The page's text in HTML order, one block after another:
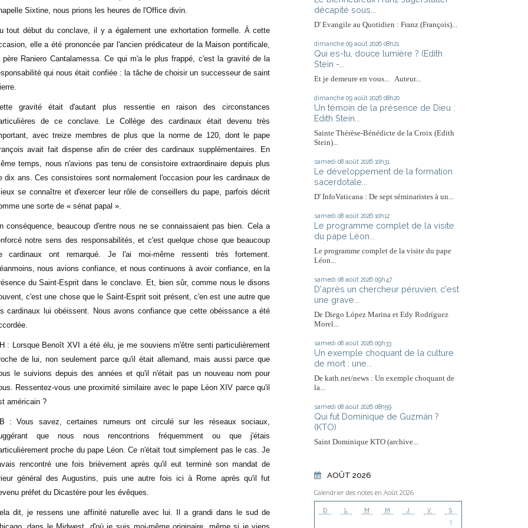
Sixtine, nous prions les heures de l'Office divin.
tout début du conclave, il y a également une exhortation formelle. À cette
elle a été prononcée par l'ancien prédicateur de la Maison pontificale,
père Raniero Cantalamessa. Ce qui m'a le plus frappé, c'est la gravité de la
qui nous était confiée : la tâche de choisir un successeur de saint
gravité était d'autant plus ressentie en raison des circonstances
de ce conclave. Le Collège des cardinaux était devenu très
avec treize membres de plus que la norme de 120, dont le pape
avait fait dispense afin de créer des cardinaux supplémentaires. En
temps, nous n'avions pas tenu de consistoire extraordinaire depuis plus
dix ans. Ces consistoires sont normalement l'occasion pour les cardinaux de
se connaître et d'exercer leur rôle de conseillers du pape, parfois décrit
une sorte de « sénat papal ».
conséquence, beaucoup d'entre nous ne se connaissaient pas bien. Cela a
notre sens des responsabilités, et c'est quelque chose que beaucoup
cardinaux ont remarqué. Je l'ai moi-même ressenti très fortement.
nous avions confiance, et nous continuons à avoir confiance, en la
du Saint-Esprit dans le conclave. Et, bien sûr, comme nous le disons
c'est une chose que le Saint-Esprit soit présent, c'en est une autre que
cardinaux lui obéissent. Nous avons confiance que cette obéissance a été
: Lorsque Benoît XVI a été élu, je me souviens m'être senti particulièrement
de lui, non seulement parce qu'il était allemand, mais aussi parce que
le suivions depuis des années et qu'il n'était pas un nouveau nom pour
Ressentez-vous une proximité similaire avec le pape Léon XIV parce qu'il
américain ?
: Vous savez, certaines rumeurs ont circulé sur les réseaux sociaux,
que nous nous rencontrions fréquemment ou que j'étais
proche du pape Léon. Ce n'était tout simplement pas le cas. Je
rencontré une fois brièvement après qu'il eut terminé son mandat de
général des Augustins, puis une autre fois ici à Rome après qu'il fut
préfet du Dicastère pour les évêques.
dit, je ressens une affinité naturelle avec lui. Il a grandi dans le sud de
décapité sous...
D' Evangile au Quotidien : Franz (François)...
dimanche 09 août 2026 08h21
Qui es-tu, douce lumière ? (Edith
Stein -...
Et je demeure en vous... Auteur...
dimanche 09 août 2026 08h20
Un témoin de la présence de Dieu :
Edith Stein...
Sainte Thérèse-Bénédicte de la Croix (Edith
Stein)...
samedi 08 août 2026 10h31
Le développement de la formation
sacerdotale...
D' InfoVaticana : De sept séminaristes à un...
samedi 08 août 2026 10h12
Le programme complet de la visite
du pape Léon...
Le programme complet de la visite du pape
Léon...
samedi 08 août 2026 09h47
D'après un chercheur péruvien, c'est
une grave...
De Diego López Marina et Edy Rodríguez
Morel...
samedi 08 août 2026 09h33
Un exemple choquant de la culture
de mort : une...
De kath.net/news : Un exemple choquant de
la...
samedi 08 août 2026 08h59
Qui fut Dominique de Guzmán ?
(KTO)
Saint Dominique KTO (archive...
AOÛT 2026
Calendrier des notes en Août 2026
D L M M J V S
1